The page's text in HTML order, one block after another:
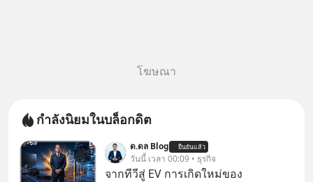
โฆษณา
กำลังนิยมในบล็อกดิต
ด.ดล Blog ยืนยันแล้ว
วันนี้ เวลา 00:09 • ธุรกิจ
จากทีวีสู่ EV การเกิดใหม่ของ